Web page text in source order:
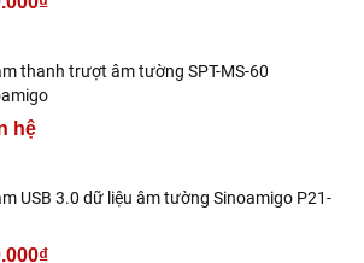
thanh trượt âm tường SPT-MS-60
hệ
USB 3.0 dữ liệu âm tường Sinoamigo P21-